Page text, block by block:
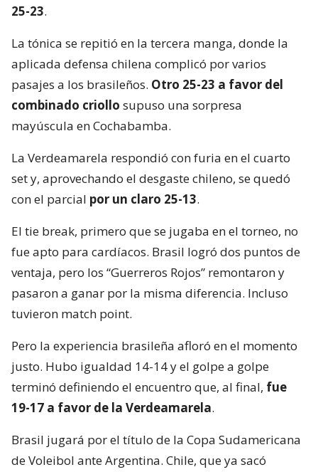
25-23.
La tónica se repitió en la tercera manga, donde la
aplicada defensa chilena complicó por varios
pasajes a los brasileños. Otro 25-23 a favor del
combinado criollo supuso una sorpresa
mayúscula en Cochabamba.
La Verdeamarela respondió con furia en el cuarto
set y, aprovechando el desgaste chileno, se quedó
con el parcial por un claro 25-13.
El tie break, primero que se jugaba en el torneo, no
fue apto para cardíacos. Brasil logró dos puntos de
ventaja, pero los “Guerreros Rojos” remontaron y
pasaron a ganar por la misma diferencia. Incluso
tuvieron match point.
Pero la experiencia brasileña afloró en el momento
justo. Hubo igualdad 14-14 y el golpe a golpe
terminó definiendo el encuentro que, al final, fue
19-17 a favor de la Verdeamarela.
Brasil jugará por el título de la Copa Sudamericana
de Voleibol ante Argentina. Chile, que ya sacó